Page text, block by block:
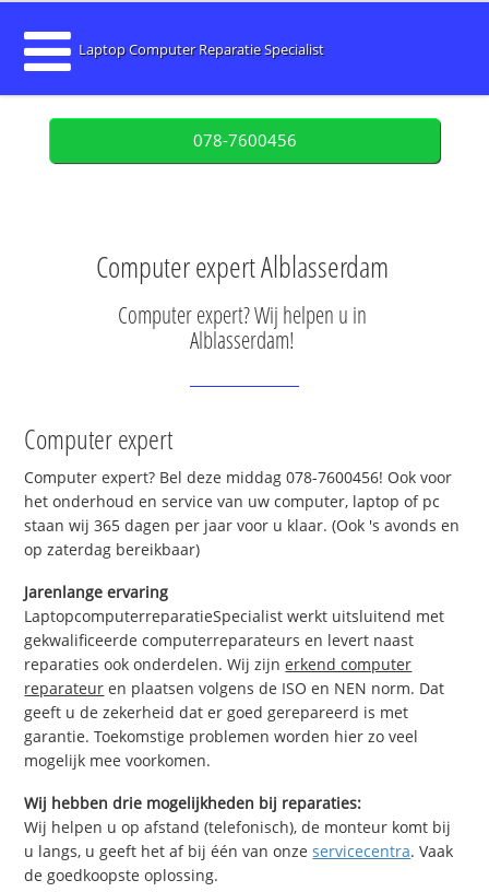
Laptop Computer Reparatie Specialist
078-7600456
Computer expert Alblasserdam
Computer expert? Wij helpen u in
Alblasserdam!
Computer expert
Computer expert? Bel deze middag 078-7600456! Ook voor
het onderhoud en service van uw computer, laptop of pc
staan wij 365 dagen per jaar voor u klaar. (Ook 's avonds en
op zaterdag bereikbaar)
Jarenlange ervaring
LaptopcomputerreparatieSpecialist werkt uitsluitend met
gekwalificeerde computerreparateurs en levert naast
reparaties ook onderdelen. Wij zijnerkend computer
reparateur en plaatsen volgens de ISO en NEN norm. Dat
geeft u de zekerheid dat er goed gerepareerd is met
garantie. Toekomstige problemen worden hier zo veel
mogelijk mee voorkomen.
Wij hebben drie mogelijkheden bij reparaties:
Wij helpen u op afstand (telefonisch), de monteur komt bij
u langs, u geeft het af bij één van onzeservicecentra. Vaak
de goedkoopste oplossing.